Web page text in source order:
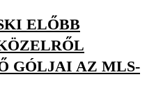
ELŐBB
GÓLJAI AZ MLS-